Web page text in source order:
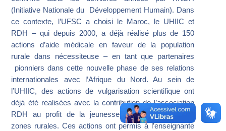
(Initiative Nationale du Développement Humain). Dans
ce contexte, l’UFSC a choisi le Maroc, le UHIIC et
RDH – qui depuis 2000, a déjà réalisé plus de 150
actions d’aide médicale en faveur de la population
rurale dans nécessiteuse – en tant que partenaires
pionniers dans cette nouvelle phase de ses relations
internationales avec l’Afrique du Nord. Au sein de
l’UHIIC, des actions de vulgarisation scientifique ont
déjà été realisées avec la contribution de l’association
RDH au profit de la jeunesse marocaine dans les
zones rurales. Ces actions ont permis à l’enseignante